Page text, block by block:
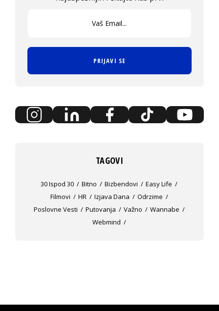
PRIJAVI SE
TAGOVI
30 Ispod 30 Bitno Bizbendovi
Easy Life
Filmovi
HR Izjava Dana
Odrzime
Poslovne Vesti
Putovanja Važno
Wannabe
Webmind